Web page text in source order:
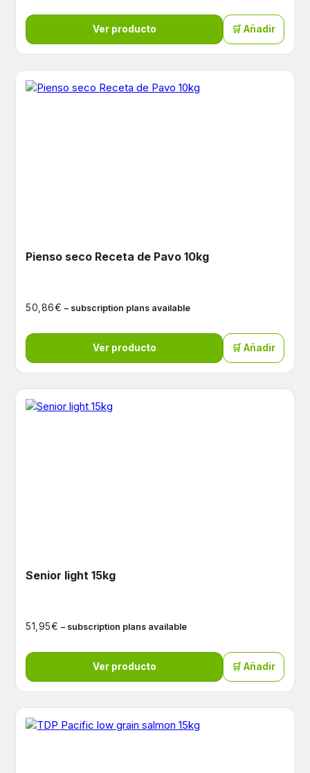
Ver producto 🛒 Añadir
Pienso seco Receta de Pavo 10kg
50,86€ – subscription plans available
Ver producto 🛒 Añadir
Senior light 15kg
51,95€ – subscription plans available
Ver producto 🛒 Añadir